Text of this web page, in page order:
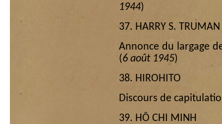
1944)
37. HARRY S. TRUMAN
Annonce du largage
(6 août 1945)
38. HIROHITO
Discours de
39. HÔ CHI MINH